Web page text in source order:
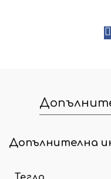
Допълнителна